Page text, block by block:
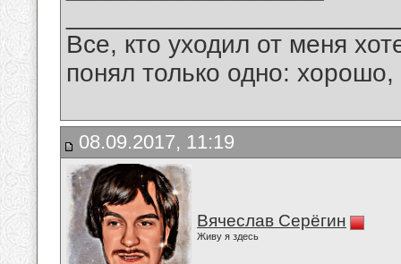
Все, кто уходил от меня
понял только одно:
08.09.2017, 11:19
Вячеслав Серёгин
Живу я здесь